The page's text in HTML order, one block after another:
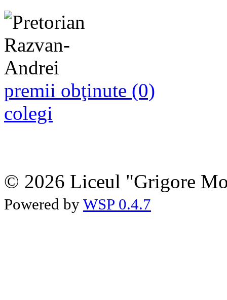
premii obţinute (0)
colegi
© 2026 Liceul "Grigore
Powered by WSP 0.4.7